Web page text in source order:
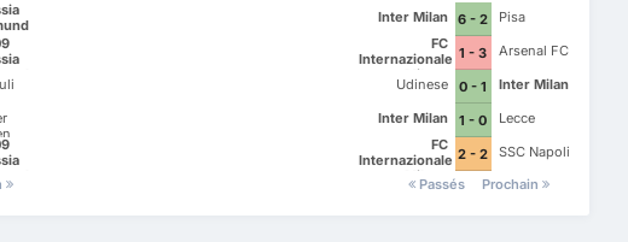
Inter Milan 6 - 2
Pisa
FC
Internazionale
Milano
1 - 3
Arsenal FC
Udinese
0 - 1
Inter Milan
Inter Milan
1 - 0
Lecce
FC
Internazionale
Milano
2 - 2
SSC Napoli
Passés
Prochain